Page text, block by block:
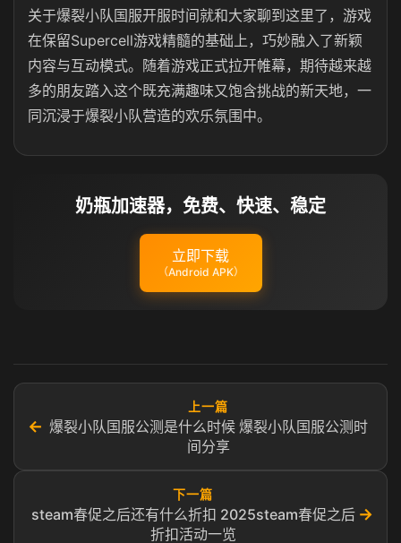
关于爆裂小队国服开服时间就和大家聊到这里了，游戏
在保留Supercell游戏精髓的基础上，巧妙融入了新颖
内容与互动模式。随着游戏正式拉开帷幕，期待越来越
多的朋友踏入这个既充满趣味又饱含挑战的新天地，一
同沉浸于爆裂小队营造的欢乐氛围中。
奶瓶加速器，免费、快速、稳定
立即下载
（Android APK）
←
上一篇
爆裂小队国服公测是什么时候 爆裂小队国服公测时
间分享
下一篇
steam春促之后还有什么折扣 2025steam春促之后
折扣活动一览
→